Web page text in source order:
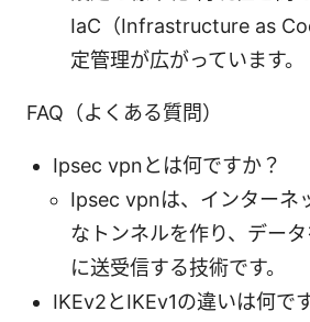
IaC（Infrastructure as
定管理が広がっています。
FAQ（よくある質問）
Ipsec vpnとは何ですか？
Ipsec vpnは、インターネ
なトンネルを作り、デー
に送受信する技術です。
IKEv2とIKEv1の違いは何で